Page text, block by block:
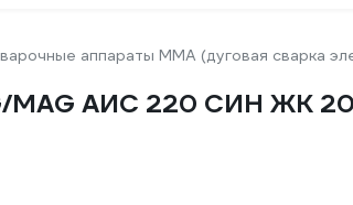
аппараты ММА (дуговая сварка
MAG АИС 220 СИН ЖК